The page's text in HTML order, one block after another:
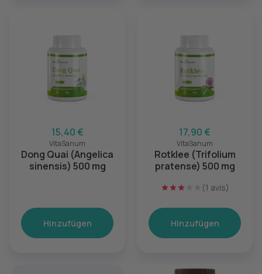
15,40 €
VitaSanum
Dong Quai (Angelica
sinensis) 500 mg
Hinzufügen
17,90 €
VitaSanum
Rotklee (Trifolium
pratense) 500 mg
(1 avis)
Hinzufügen